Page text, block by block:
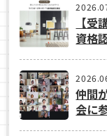
【
資格
仲間
会に